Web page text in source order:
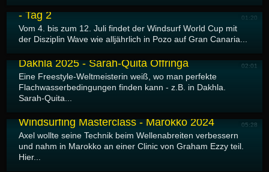
01:20
- Tag 2
Vom 4. bis zum 12. Juli findet der Windsurf World Cup mit
der Disziplin Wave wie alljährlich in Pozo auf Gran Canaria...
02:01
Dakhla 2025 - Sarah-Quita Offringa
Eine Freestyle-Weltmeisterin weiß, wo man perfekte
Flachwasserbedingungen finden kann - z.B. in Dakhla.
Sarah-Quita...
05:28
Windsurfing Masterclass - Marokko 2024
Axel wollte seine Technik beim Wellenabreiten verbessern
und nahm in Marokko an einer Clinic von Graham Ezzy teil.
Hier...